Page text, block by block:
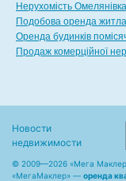
Нерухомість Омелянівка
Подобова оренда житла
Оренда будинків
Продаж комерційної
Новости
недвижимости
© 2009—2026 «Мега
«МегаМаклер» — оренда